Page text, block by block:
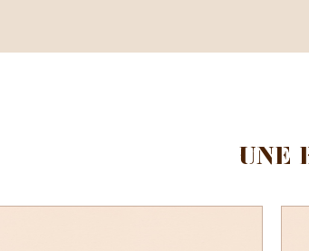
UNE